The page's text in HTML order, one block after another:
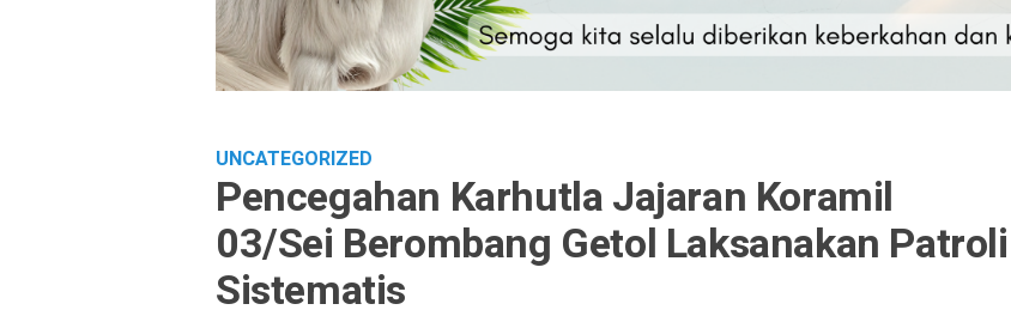
UNCATEGORIZED
Pencegahan Karhutla Jajaran Koramil
03/Sei Berombang Getol Laksanakan Patroli
Sistematis